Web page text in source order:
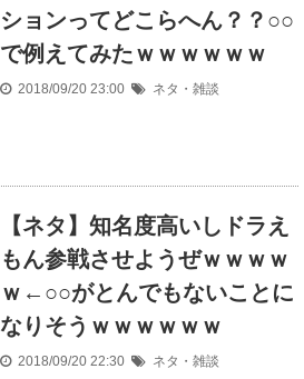
ションってどこらへん？？○○
で例えてみたｗｗｗｗｗｗ
2018/09/20 23:00 ネタ・雑談
【ネタ】知名度高いしドラえ
もん参戦させようぜｗｗｗｗ
ｗ←○○がとんでもないことに
なりそうｗｗｗｗｗｗ
2018/09/20 22:30 ネタ・雑談